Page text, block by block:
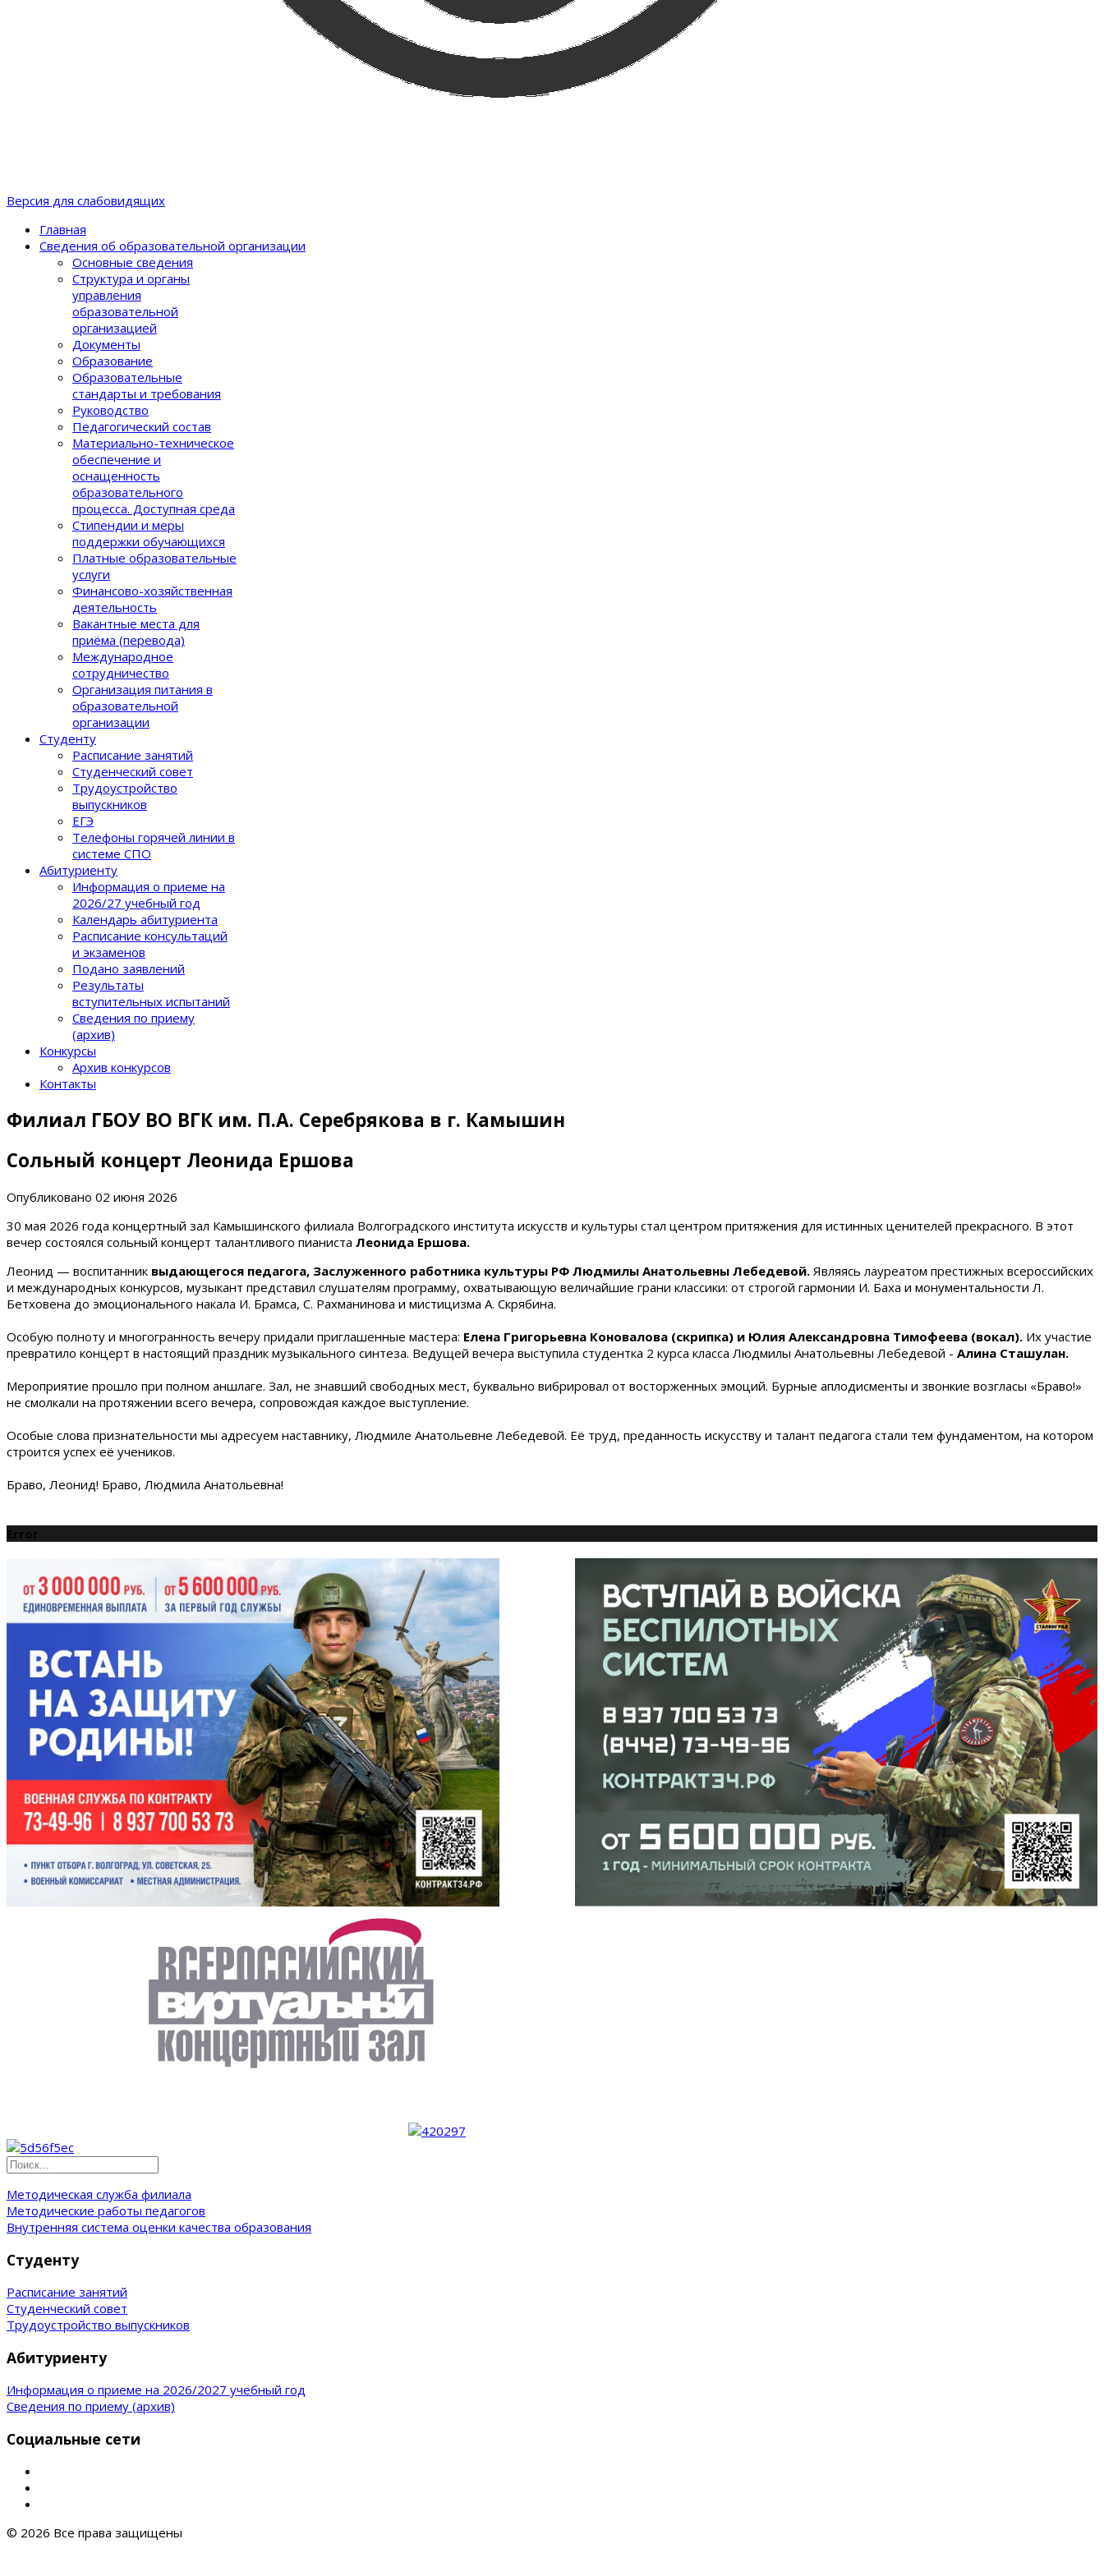
Версия для слабовидящих
Главная
Сведения об образовательной организации
Основные сведения
Структура и органы
управления
образовательной
организацией
Документы
Образование
Образовательные
стандарты и требования
Руководство
Педагогический состав
Материально-техническое
обеспечение и
оснащенность
образовательного
процеcса. Доступная среда
Стипендии и меры
поддержки обучающихся
Платные образовательные
услуги
Финансово-хозяйственная
деятельность
Вакантные места для
приёма (перевода)
Международное
сотрудничество
Организация питания в
образовательной
организации
Студенту
Расписание занятий
Студенческий совет
Трудоустройство
выпускников
ЕГЭ
Телефоны горячей линии в
системе СПО
Абитуриенту
Информация о приеме на
2026/27 учебный год
Календарь абитуриента
Расписание консультаций
и экзаменов
Подано заявлений
Результаты
вступительных испытаний
Сведения по приему
(архив)
Конкурсы
Архив конкурсов
Контакты
Филиал ГБОУ ВО ВГК им. П.А. Серебрякова в г. Камышин
Сольный концерт Леонида Ершова
Опубликовано 02 июня 2026
30 мая 2026 года концертный зал Камышинского филиала Волгоградского института искусств и культуры стал центром притяжения для истинных ценителей прекрасного. В этот
вечер состоялся сольный концерт талантливого пианиста Леонида Ершова.
Леонид — воспитанник выдающегося педагога, Заслуженного работника культуры РФ Людмилы Анатольевны Лебедевой. Являясь лауреатом престижных всероссийских
и международных конкурсов, музыкант представил слушателям программу, охватывающую величайшие грани классики: от строгой гармонии И. Баха и монументальности Л.
Бетховена до эмоционального накала И. Брамса, С. Рахманинова и мистицизма А. Скрябина.
Особую полноту и многогранность вечеру придали приглашенные мастера: Елена Григорьевна Коновалова (скрипка) и Юлия Александровна Тимофеева (вокал). Их участие
превратило концерт в настоящий праздник музыкального синтеза. Ведущей вечера выступила студентка 2 курса класса Людмилы Анатольевны Лебедевой - Алина Сташулан.
Мероприятие прошло при полном аншлаге. Зал, не знавший свободных мест, буквально вибрировал от восторженных эмоций. Бурные аплодисменты и звонкие возгласы «Браво!»
не смолкали на протяжении всего вечера, сопровождая каждое выступление.
Особые слова признательности мы адресуем наставнику, Людмиле Анатольевне Лебедевой. Её труд, преданность искусству и талант педагога стали тем фундаментом, на котором
строится успех её учеников.
Браво, Леонид! Браво, Людмила Анатольевна!
Error
Методическая служба филиала
Методические работы педагогов
Внутренняя система оценки качества образования
Студенту
Расписание занятий
Студенческий совет
Трудоустройство выпускников
Абитуриенту
Информация о приеме на 2026/2027 учебный год
Сведения по приему (архив)
Социальные сети
© 2026 Все права защищены